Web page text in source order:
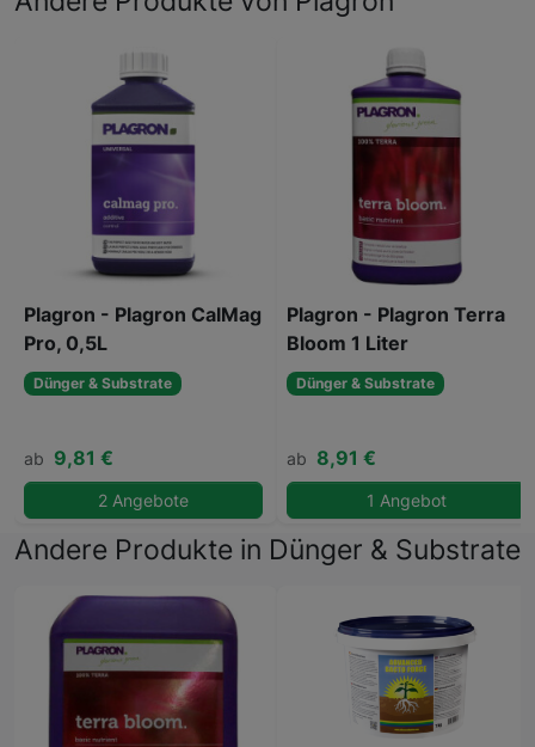
Plagron - Plagron CalMag
Pro, 0,5L
Dünger & Substrate
ab 9,81 €
2 Angebote
Plagron - Plagron Terra
Bloom 1 Liter
Dünger & Substrate
ab 8,91 €
1 Angebot
Andere Produkte in Dünger & Substrate